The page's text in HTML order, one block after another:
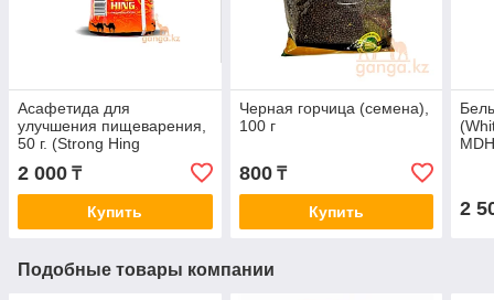
Асафетида для
улучшения пищеварения,
50 г. (Strong Hing
RAMDEV)
2 000 ₸
Купить
Черная горчица (семена),
100 г
800₸
Купить 2
Подобные товары компании